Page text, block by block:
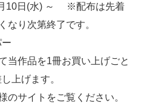
10日(水) ～ ※配布は先着
なり次第終了です。
当作品を1冊お買い上げごと
上げます。
のサイトをご覧ください。